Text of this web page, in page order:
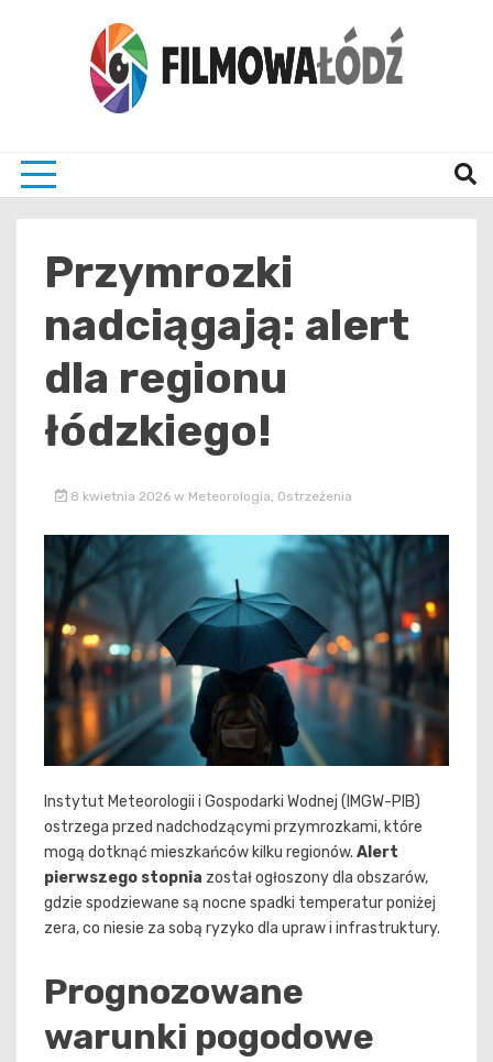
Przymrozki
nadciągają: alert
dla regionu
łódzkiego!
8 kwietnia 2026 w Meteorologia Ostrzeżenia
Instytut Meteorologii i Gospodarki Wodnej (IMGW-PIB)
ostrzega przed nadchodzącymi przymrozkami, które
mogą dotknąć mieszkańców kilku regionów. Alert
pierwszego stopnia został ogłoszony dla obszarów,
gdzie spodziewane są nocne spadki temperatur poniżej
zera, co niesie za sobą ryzyko dla upraw i infrastruktury.
Prognozowane
warunki pogodowe